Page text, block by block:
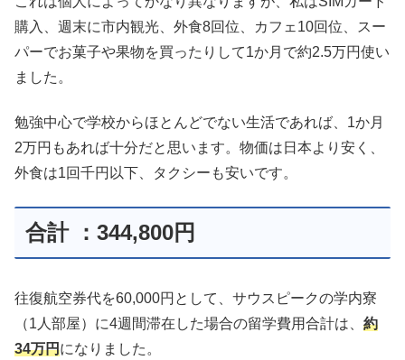
購入、週末に市内観光、外食8回位、カフェ10回位、スー
パーでお菓子や果物を買ったりして1か月で約2.5万円使い
ました。
勉強中心で学校からほとんどでない生活であれば、1か月
2万円もあれば十分だと思います。物価は日本より安く、
外食は1回千円以下、タクシーも安いです。
合計 ：344,800円
往復航空券代を60,000円として、サウスピークの学内寮
（1人部屋）に4週間滞在した場合の留学費用合計は、 約
34万円になりました。